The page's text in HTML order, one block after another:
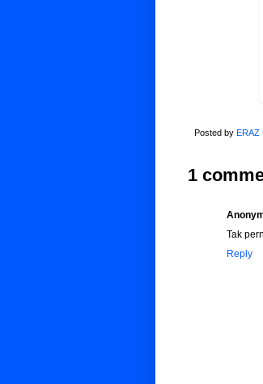
Posted by ERAZ
1
Tak
Reply